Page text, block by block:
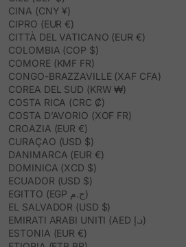
CINA (CNY ¥)
CIPRO (EUR €)
CITTÀ DEL VATICANO (EUR €)
COLOMBIA (COP $)
COMORE (KMF FR)
CONGO-BRAZZAVILLE (XAF CFA)
COREA DEL SUD (KRW ₩)
COSTA RICA (CRC ₡)
COSTA D’AVORIO (XOF FR)
CROAZIA (EUR €)
CURAÇAO (USD $)
DANIMARCA (EUR €)
DOMINICA (XCD $)
ECUADOR (USD $)
EGITTO (EGP ج.م)
EL SALVADOR (USD $)
EMIRATI ARABI UNITI (AED د.إ)
ESTONIA (EUR €)